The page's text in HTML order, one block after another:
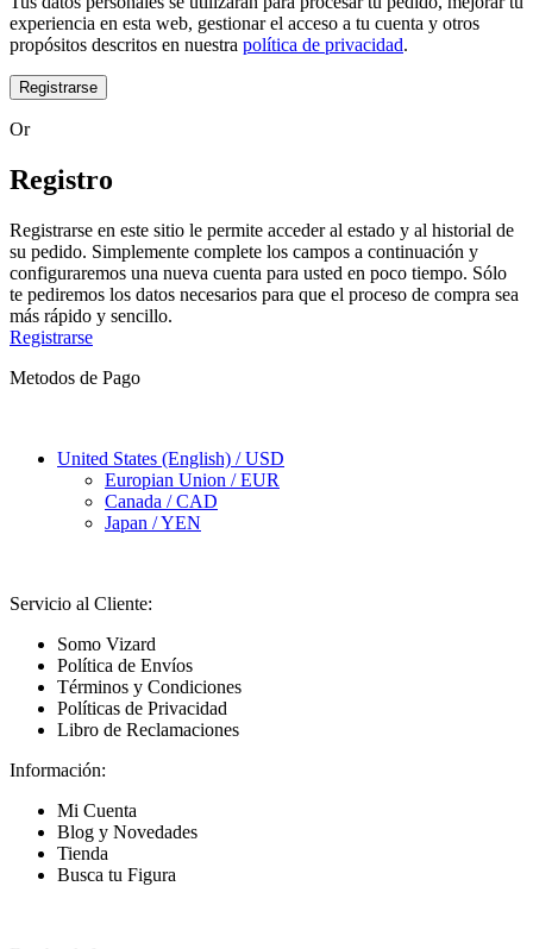
experiencia en esta web, gestionar el acceso a tu cuenta y otros
propósitos descritos en nuestra política de privacidad.
Registrarse
Or
Registro
Registrarse en este sitio le permite acceder al estado y al historial de
su pedido. Simplemente complete los campos a continuación y
configuraremos una nueva cuenta para usted en poco tiempo. Sólo
te pediremos los datos necesarios para que el proceso de compra sea
más rápido y sencillo.
Registrarse
Metodos de Pago
United States (English) / USD
Europian Union / EUR
Canada / CAD
Japan / YEN
Servicio al Cliente:
Somo Vizard
Política de Envíos
Términos y Condiciones
Políticas de Privacidad
Libro de Reclamaciones
Información:
Mi Cuenta
Blog y Novedades
Tienda
Busca tu Figura